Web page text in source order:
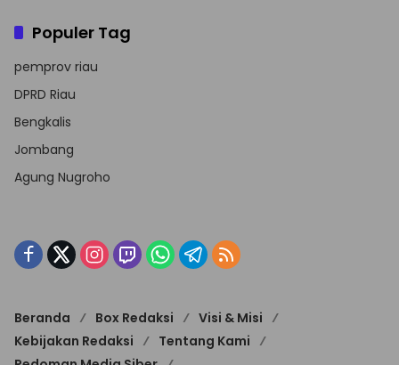
Populer Tag
pemprov riau
DPRD Riau
Bengkalis
Jombang
Agung Nugroho
Beranda Box Redaksi
Visi & Misi
Kebijakan Redaksi
Tentang Kami